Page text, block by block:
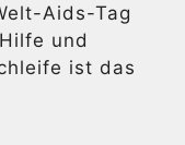
Aids-Tag
und
ist das